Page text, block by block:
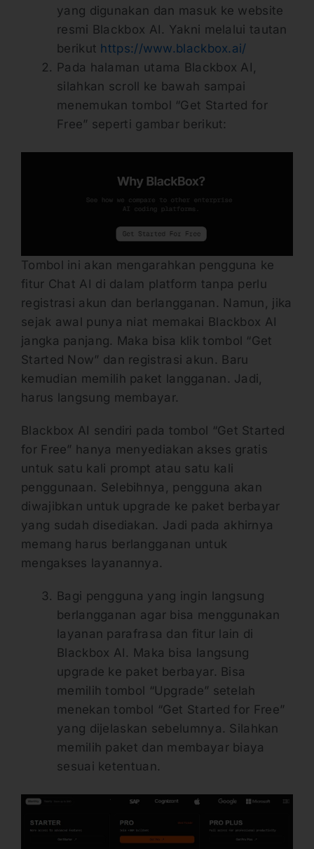
yang digunakan dan masuk ke website
resmi Blackbox AI. Yakni melalui tautan
berikut https://www.blackbox.ai/
Pada halaman utama Blackbox AI,
silahkan scroll ke bawah sampai
menemukan tombol “Get Started for
Free” seperti gambar berikut:
Tombol ini akan mengarahkan pengguna ke
fitur Chat AI di dalam platform tanpa perlu
registrasi akun dan berlangganan. Namun, jika
sejak awal punya niat memakai Blackbox AI
jangka panjang. Maka bisa klik tombol “Get
Started Now” dan registrasi akun. Baru
kemudian memilih paket langganan. Jadi,
harus langsung membayar.
Blackbox AI sendiri pada tombol “Get Started
for Free” hanya menyediakan akses gratis
untuk satu kali prompt atau satu kali
penggunaan. Selebihnya, pengguna akan
diwajibkan untuk upgrade ke paket berbayar
yang sudah disediakan. Jadi pada akhirnya
memang harus berlangganan untuk
mengakses layanannya.
Bagi pengguna yang ingin langsung
berlangganan agar bisa menggunakan
layanan parafrasa dan fitur lain di
Blackbox AI. Maka bisa langsung
upgrade ke paket berbayar. Bisa
memilih tombol “Upgrade” setelah
menekan tombol “Get Started for Free”
yang dijelaskan sebelumnya. Silahkan
memilih paket dan membayar biaya
sesuai ketentuan.